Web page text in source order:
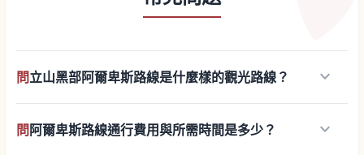
問立山黑部阿爾卑斯路線是什麼樣的觀光路線？ keyboard_arrow_down
問阿爾卑斯路線通行費用與所需時間是多少？ keyboard_arrow_down